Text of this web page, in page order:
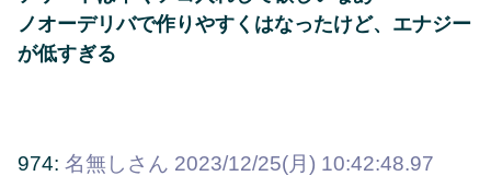
ノオーデリバで作りやすくはなったけど、エナジー
が低すぎる
974: 名無しさん 2023/12/25(月) 10:42:48.97